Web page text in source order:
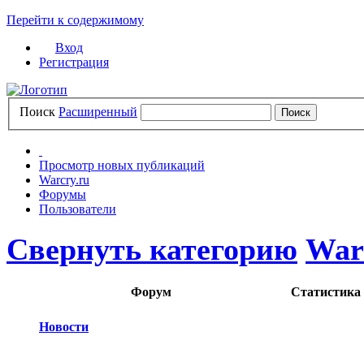
Перейти к содержимому
Вход
Регистрация
Поиск Расширенный
Просмотр новых публикаций
Warcry.ru
Форумы
Пользователи
Свернуть категорию
Форум Статистика
Новости